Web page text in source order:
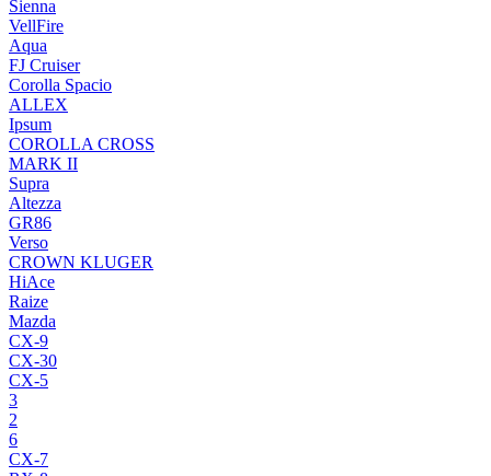
Sienna
VellFire
Aqua
FJ Cruiser
Corolla Spacio
ALLEX
Ipsum
COROLLA CROSS
MARK II
Supra
Altezza
GR86
Verso
CROWN KLUGER
HiAce
Raize
Mazda
CX-9
CX-30
CX-5
3
2
6
CX-7